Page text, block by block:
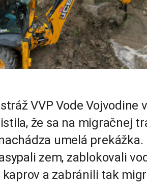
VVP Vode Vojvodine
že sa na migračnej
umelá prekážka.
zem, zablokovali
kaprov a zabránili tak